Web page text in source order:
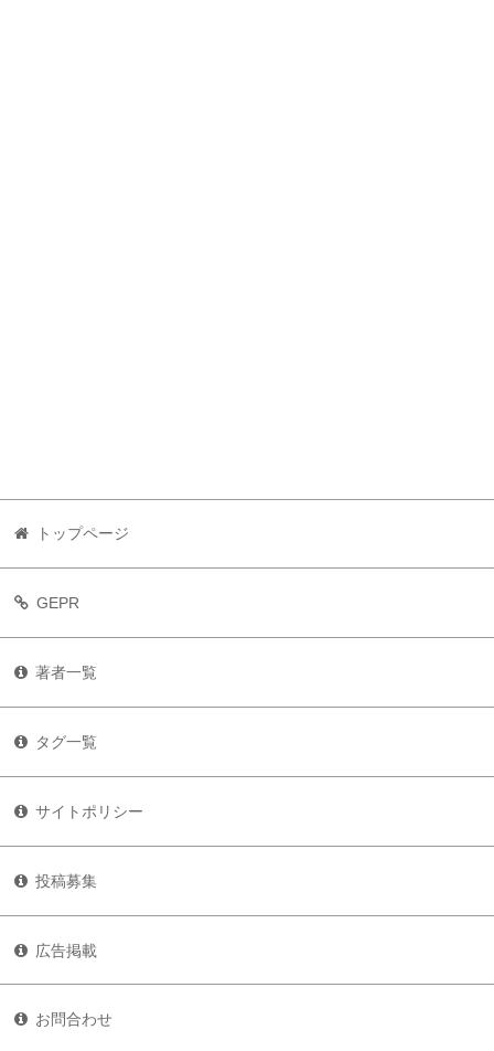
トップページ
GEPR
著者一覧
タグ一覧
サイトポリシー
投稿募集
広告掲載
お問合わせ